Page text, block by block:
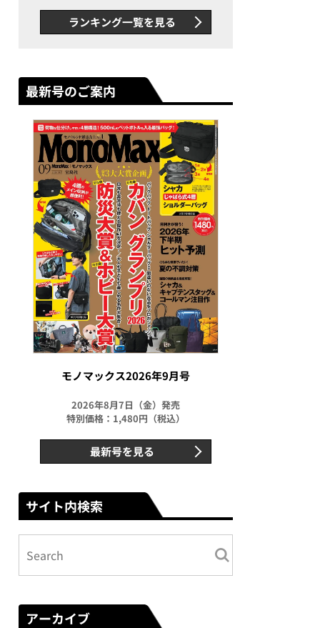
判以上に優秀だった
ランキング一覧を見る
最新号のご案内
モノマックス2026年9月号
2026年8月7日（金）発売
特別価格：1,480円（税込）
最新号を見る
サイト内検索
アーカイブ